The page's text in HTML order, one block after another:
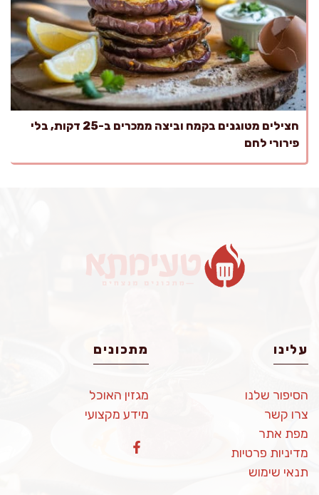
חצילים מטוגנים בקמח וביצה ממכרים ב-25 דקות, בלי
פירורי לחם
עלינו
הסיפור שלנו
צרו קשר
מפת אתר
מדיניות פרטיות
תנאי שימוש
מתכונים
מגזין האוכל
מידע מקצועי